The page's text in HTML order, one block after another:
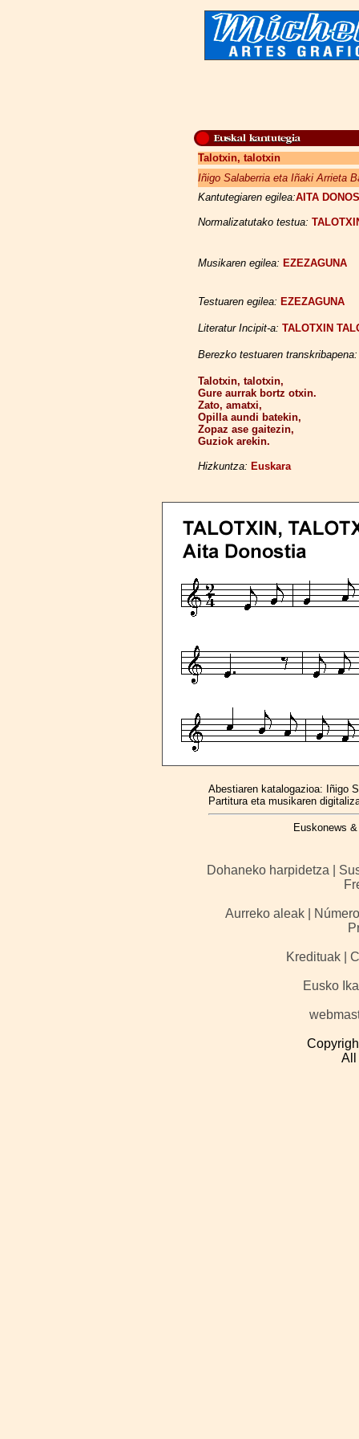
Talotxin, talotxin
Iñigo Salaberria eta Iñaki Arrieta
Kantutegiaren egilea:AITA
Normalizatutako testua:
Musikaren egilea: EZEZAGUNA
Testuaren egilea: EZEZAGUNA
Literatur Incipit-a: TALOTXIN
Berezko testuaren transkribapena:
Talotxin, talotxin,
Gure aurrak bortz otxin.
Zato, amatxi,
Opilla aundi batekin,
Zopaz ase gaitezin,
Guziok arekin.
Hizkuntza: Euskara
Abestiaren katalogazioa: Iñigo
Partitura eta musikaren
Euskonews
Dohaneko harpidetza |
Aurreko aleak |
Kredituak |
Eusko
All